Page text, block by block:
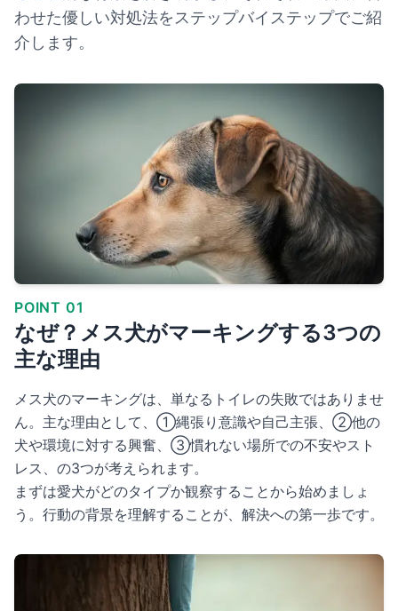
わせた優しい対処法をステップバイステップでご紹
介します。
POINT 01
なぜ？メス犬がマーキングする3つの
主な理由
メス犬のマーキングは、単なるトイレの失敗ではありませ
ん。主な理由として、①縄張り意識や自己主張、②他の
犬や環境に対する興奮、③慣れない場所での不安やスト
レス、の3つが考えられます。
まずは愛犬がどのタイプか観察することから始めましょ
う。行動の背景を理解することが、解決への第一歩です。